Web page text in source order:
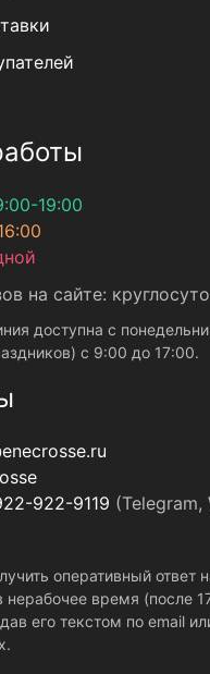
19:00
на сайте:
доступна с
с 9:00 до 17:00.
922-9119 (Telegram,
оперативный ответ
нерабочее время (после
его текстом по email